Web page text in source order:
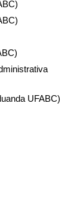
UFABC)